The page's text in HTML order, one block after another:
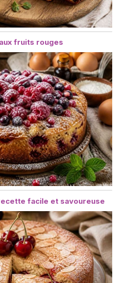
fruits rouges
facile et savoureuse